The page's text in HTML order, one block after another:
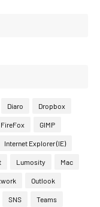
Diaro Dropbox
FireFox GIMP
Internet Explorer (IE)
Lumosity Mac
Outlook
SNS Teams